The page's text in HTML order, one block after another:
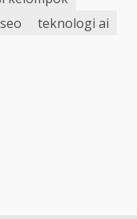
teknologi ai